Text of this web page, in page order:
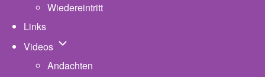
Wiedereintritt
Links
Videos Unternavigation von Videos
Andachten